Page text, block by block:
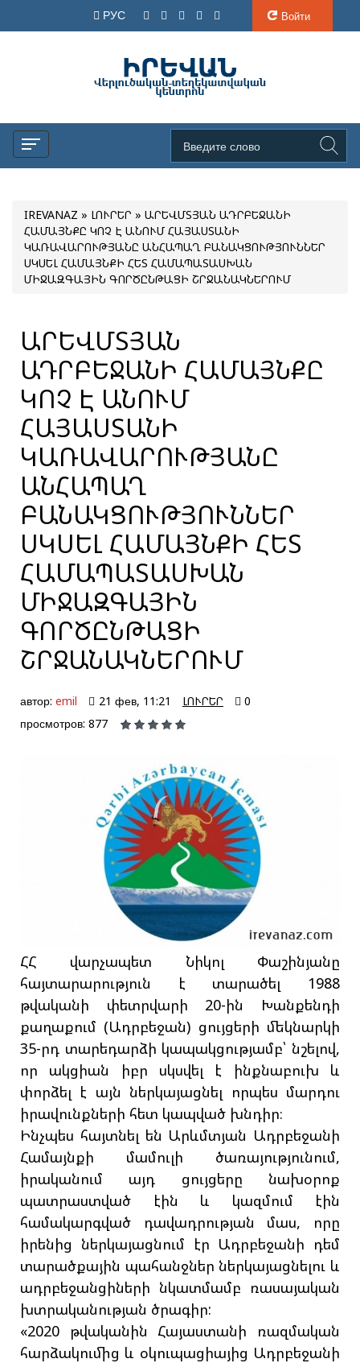
РУС Войти
IREVANAZ » ԼՈՒՐԵՐ » ԱՐԵՎՄՏՅԱՆ ԱԴՐԲԵՋԱՆԻ
ՀԱՄԱՅՆՔԸ ԿՈՉ Է ԱՆՈՒՄ ՀԱՅԱՍՏԱՆԻ
ԿԱՌԱՎԱՐՈՒԹՅԱՆԸ ԱՆՀԱՊԱՂ ԲԱՆԱԿՑՈՒԹՅՈՒՆՆԵՐ
ՍԿՍԵԼ ՀԱՄԱՅՆՔԻ ՀԵՏ ՀԱՄԱՊԱՏԱՍԽԱՆ
ՄԻՋԱԶԳԱՅԻՆ ԳՈՐԾԸՆԹԱՑԻ ՇՐՋԱՆԱԿՆԵՐՈՒՄ
ԱՐԵՎՄՏՅԱՆ
ԱԴՐԲԵՋԱՆԻ ՀԱՄԱՅՆՔԸ
ԿՈՉ Է ԱՆՈՒՄ
ՀԱՅԱՍՏԱՆԻ
ԿԱՌԱՎԱՐՈՒԹՅԱՆԸ
ԱՆՀԱՊԱՂ
ԲԱՆԱԿՑՈՒԹՅՈՒՆՆԵՐ
ՍԿՍԵԼ ՀԱՄԱՅՆՔԻ ՀԵՏ
ՀԱՄԱՊԱՏԱՍԽԱՆ
ՄԻՋԱԶԳԱՅԻՆ
ԳՈՐԾԸՆԹԱՑԻ
ՇՐՋԱՆԱԿՆԵՐՈՒՄ
автор: emil 21 фев, 11:21 ԼՈՒՐԵՐ
0
просмотров: 877
ՀՀ վարչապետ Նիկոլ Փաշինյանը
հայտարարություն է տարածել 1988
թվականի փետրվարի 20-ին Խանքենդի
քաղաքում (Ադրբեջան) ցույցերի մեկնարկի
35-րդ տարեդարձի կապակցությամբ՝ նշելով,
որ ակցիան իբր սկսվել է ինքնաբուխ և
փորձել է այն ներկայացնել որպես մարդու
իրավունքների հետ կապված խնդիր։
Ինչպես հայտնել են Արևմտյան Ադրբեջանի
Համայնքի մամուլի ծառայությունում,
իրականում այդ ցույցերը նախօրոք
պատրաստված էին և կազմում էին
համակարգված դավադրության մաս, որը
իրենից ներկայացնում էր Ադրբեջանի դեմ
տարածքային պահանջներ ներկայացնելու և
ադրբեջանցիների նկատմամբ ռասայական
խտրականության ծրագիր:
«2020 թվականին Հայաստանի ռազմական
հարձակումից և օկուպացիայից Ադրբեջանի